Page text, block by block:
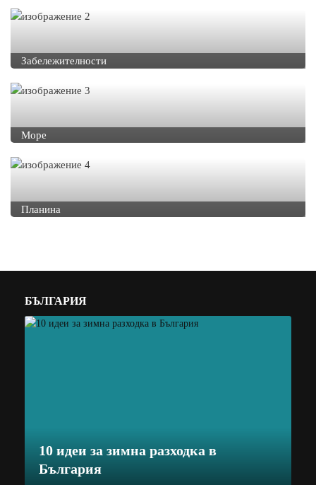
Забележителности
Море
Планина
БЪЛГАРИЯ
10 идеи за зимна разходка в
България